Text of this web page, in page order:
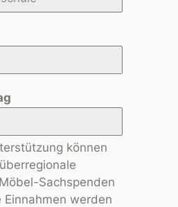
können
Sachspenden
Einnahmen werden